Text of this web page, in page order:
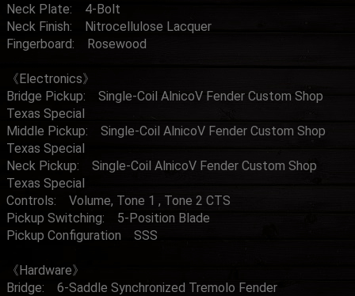
Neck Plate: 4-Bolt
Neck Finish: Nitrocellulose Lacquer
Fingerboard: Rosewood
《Electronics》
Bridge Pickup: Single-Coil AlnicoⅤ Fender Custom Shop
Texas Special
Middle Pickup: Single-Coil AlnicoⅤ Fender Custom Shop
Texas Special
Neck Pickup: Single-Coil AlnicoⅤ Fender Custom Shop
Texas Special
Controls: Volume, Tone 1 , Tone 2 CTS
Pickup Switching: 5-Position Blade
Pickup Configuration SSS
《Hardware》
Bridge: 6-Saddle Synchronized Tremolo Fender